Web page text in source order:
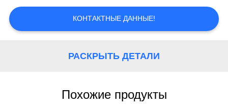
ВСЕ
СЛУЧАИ
ОТПРАВИТЬ
КОНТАКТНЫЕ ДАННЫЕ!
РАСКРЫТЬ ДЕТАЛИ
Похожие продукты